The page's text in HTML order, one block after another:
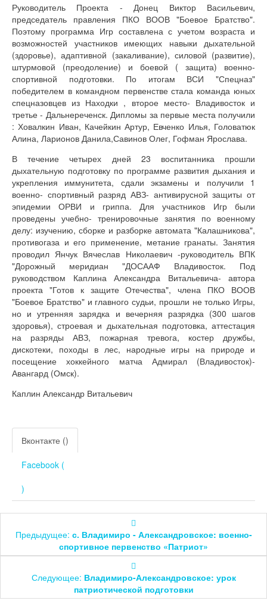
Руководитель Проекта - Донец Виктор Васильевич,
председатель правления ПКО ВООВ "Боевое Братство".
Поэтому программа Игр составлена с учетом возраста и
возможностей участников имеющих навыки дыхательной
(здоровье), адаптивной (закаливание), силовой (развитие),
штурмовой (преодоление) и боевой ( защита) военно-
спортивной подготовки. По итогам ВСИ "Спецназ"
победителем в командном первенстве стала команда юных
спецназовцев из Находки , второе место- Владивосток и
третье - Дальнереченск. Дипломы за первые места получили
: Ховалкин Иван, Качейкин Артур, Евченко Илья, Головатюк
Алина, Ларионов Данила,Савинов Олег, Гофман Ярослава.
В течение четырех дней 23 воспитанника прошли
дыхательную подготовку по программе развития дыхания и
укрепления иммунитета, сдали экзамены и получили 1
военно- спортивный разряд АВЗ- антивирусной защиты от
эпидемии ОРВИ и гриппа. Для участников Игр были
проведены учебно- тренировочные занятия по военному
делу: изучению, сборке и разборке автомата "Калашникова",
противогаза и его применение, метание гранаты. Занятия
проводил Янчук Вячеслав Николаевич -руководитель ВПК
"Дорожный меридиан "ДОСААФ Владивосток. Под
руководством Каплина Александра Витальевича- автора
проекта "Готов к защите Отечества", члена ПКО ВООВ
"Боевое Братство" и главного судьи, прошли не только Игры,
но и утренняя зарядка и вечерняя разрядка (300 шагов
здоровья), строевая и дыхательная подготовка, аттестация
на разряды АВЗ, пожарная тревога, костер дружбы,
дискотеки, походы в лес, народные игры на природе и
посещение хоккейного матча Адмирал (Владивосток)-
Авангард (Омск).
Каплин Александр Витальевич
Вконтакте ()
Facebook (
)
Предыдущее: с. Владимиро - Александровское: военно-
спортивное первенство «Патриот»
Следующее: Владимиро-Александровское: урок
патриотической подготовки